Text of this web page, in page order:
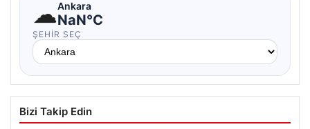
☁Ankara
NaN°C
ŞEHIR SEÇ
Bizi Takip Edin